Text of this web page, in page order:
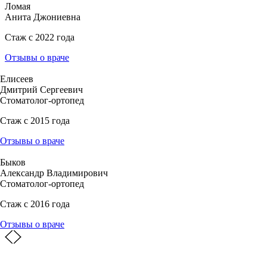
Ломая
Анита Джониевна
Стаж с 2022 года
Отзывы о враче
Елисеев
Дмитрий Сергеевич
Стоматолог-ортопед
Стаж с 2015 года
Отзывы о враче
Быков
Александр Владимирович
Стоматолог-ортопед
Стаж с 2016 года
Отзывы о враче